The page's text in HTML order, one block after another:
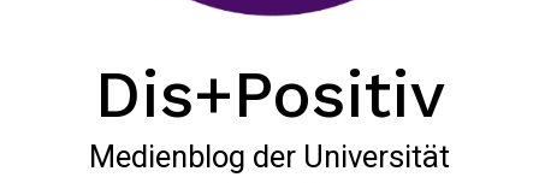
Dis+Positiv
Medienblog der Universität